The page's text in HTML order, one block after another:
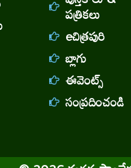
పత్రికలు
eచిత్రపురి
బ్లాగు
ఈవెంట్స్
సంప్రదించండి